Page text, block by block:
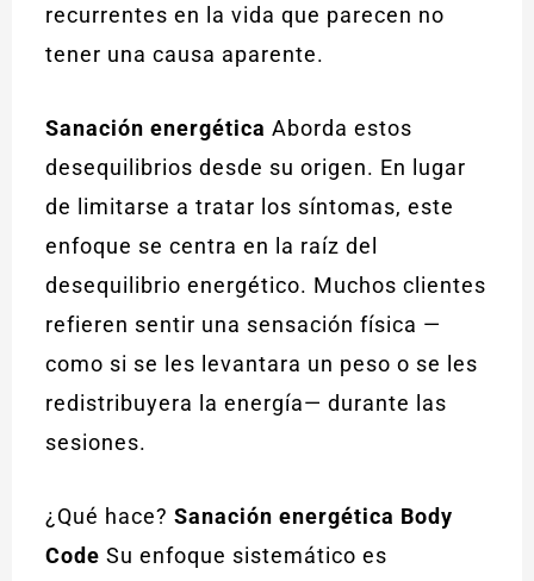
recurrentes en la vida que parecen no
tener una causa aparente.
Sanación energética Aborda estos
desequilibrios desde su origen. En lugar
de limitarse a tratar los síntomas, este
enfoque se centra en la raíz del
desequilibrio energético. Muchos clientes
refieren sentir una sensación física —
como si se les levantara un peso o se les
redistribuyera la energía— durante las
sesiones.
¿Qué hace?Sanación energética Body
Code Su enfoque sistemático es